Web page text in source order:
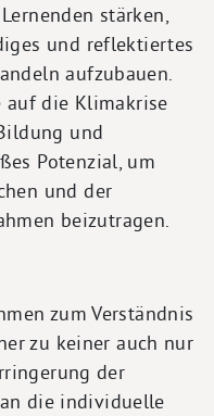
stärken,
und reflektiertes
aufzubauen.
auf die Klimakrise
und
Potenzial, um
und der
beizutragen.
zum Verständnis
zu keiner auch nur
der
die individuelle